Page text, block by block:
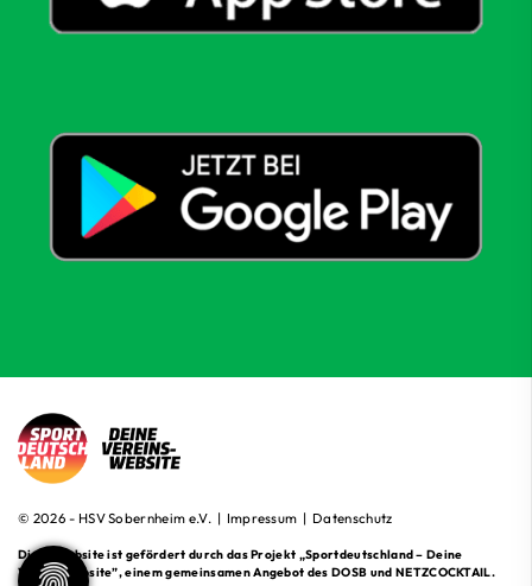
© 2026 - HSV Sobernheim e.V. | Impressum | Datenschutz
Diese Website ist gefördert durch das Projekt „Sportdeutschland – Deine
Vereinswebsite”, einem gemeinsamen Angebot des DOSB und NETZCOCKTAIL.